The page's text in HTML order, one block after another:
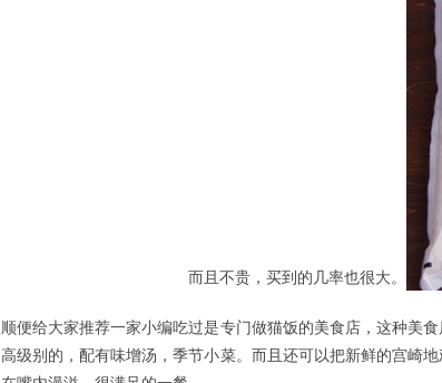
而且不贵，买到的几率也很大。
顺便给大家推荐一家小编吃过是专门做猫饭的美食店，这种美
高级别的，配有味增汤，季节小菜。而且还可以把新鲜的宫崎